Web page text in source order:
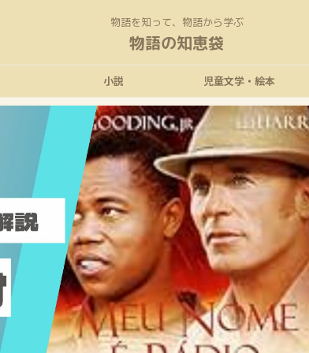
物語を知って、物語から学ぶ
物語の知恵袋
小説 児童文学・絵本